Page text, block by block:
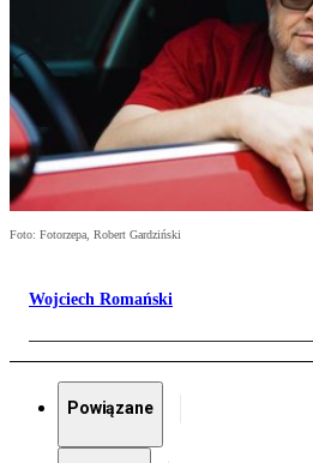
Foto: Fotorzepa, Robert Gardziński
Wojciech Romański
Powiązane